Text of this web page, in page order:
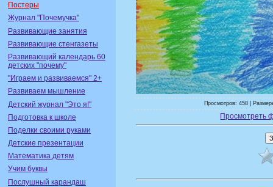
Постеры
Журнал "Почемучка"
Развивающие занятия
Развивающие стенгазеты
Развивающий календарь 60
детских "почему"
"Играем и развиваемся" 2+
Развиваем мышление
Детский журнал "Это я!"
Подготовка к школе
Поделки своими руками
Детские презентации
Математика детям
Учим буквы
Послушный карандаш
Просмотров: 458 |
Просмотреть